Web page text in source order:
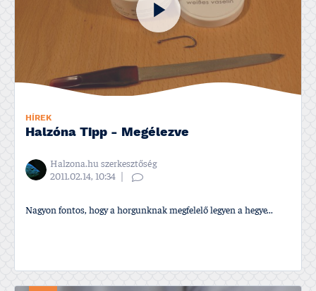
HÍREK
Halzóna Tipp - Megélezve
Halzona.hu szerkesztőség
2011.02.14, 10:34
Nagyon fontos, hogy a horgunknak megfelelő legyen a hegye...